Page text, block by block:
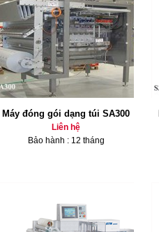
Máy đóng gói dạng túi SA300
Liên hệ
Bảo hành : 12 tháng